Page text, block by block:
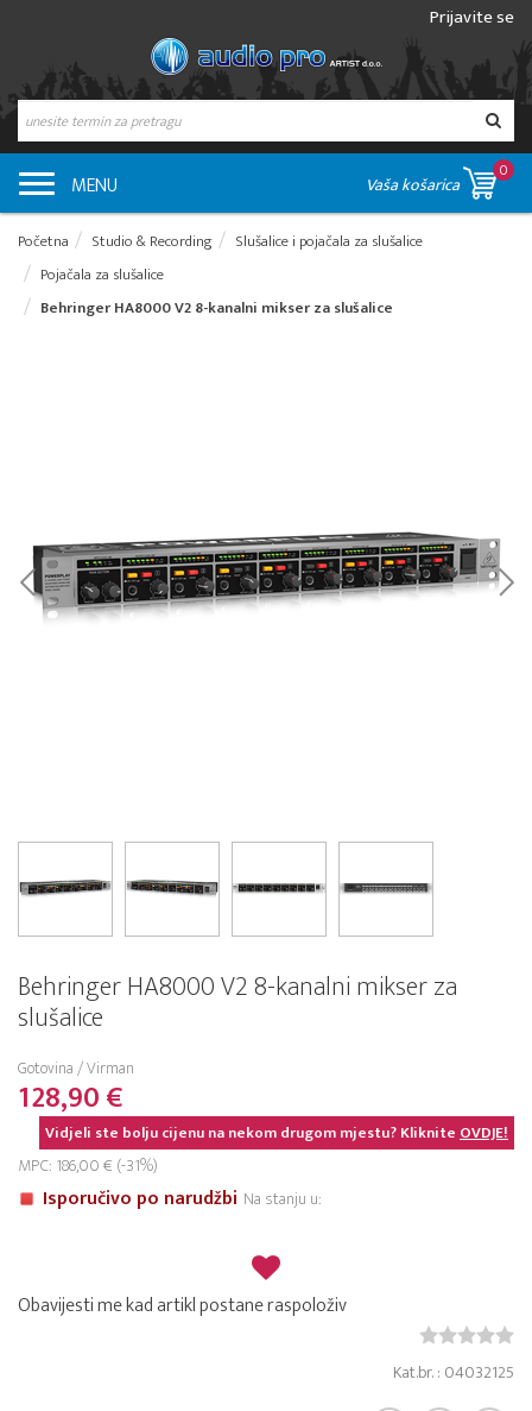
Prijavite se
MENU Vaša košarica
0
Početna Studio & Recording
Slušalice i pojačala za slušalice
Pojačala za slušalice
Behringer HA8000 V2 8-kanalni mikser za slušalice
Behringer HA8000 V2 8-kanalni mikser za
slušalice
Gotovina / Virman
128,90 €
Vidjeli ste bolju cijenu na nekom drugom mjestu? KlikniteOVDJE!
MPC: 186,00 € (-31%)
Isporučivo po narudžbi Na stanju u:
Obavijesti me kad artikl postane raspoloživ
Kat.br. : 04032125